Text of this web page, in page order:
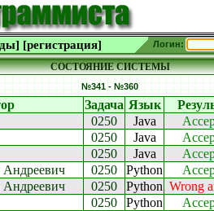
[регистрация] Логин:
СОСТОЯНИЕ СИСТЕМЫ
№341 - №360
Задача Язык
0250 Java
0250 Java
0250 Java
0250 Python
0250 Python Wrong
0250 Python